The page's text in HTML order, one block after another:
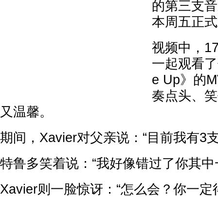
的第三支
本周五正
视频中，
一起观看
e Up》的
奏点头、
又温馨。
期间，Xavier对父亲说：“目前我有3
特鲁多笑着说：“我好像错过了你其中
Xavier则一脸惊讶：“怎么会？你一定